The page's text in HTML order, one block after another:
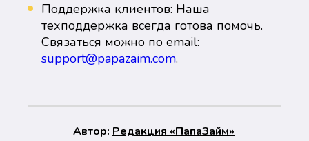
Поддержка клиентов: Наша
техподдержка всегда готова помочь.
Связаться можно по email:
support@papazaim.com.
Автор: Peдaкция «ПапаЗайм»